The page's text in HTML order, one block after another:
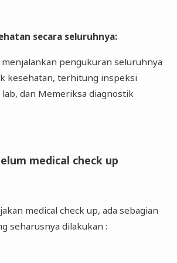
secara seluruhnya:
menjalankan pengukuran seluruhnya
kesehatan, terhitung inspeksi
dan Memeriksa diagnostik
medical check up
medical check up, ada sebagian
seharusnya dilakukan :